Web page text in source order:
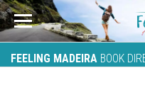
FEELING MADEIRA BOOK